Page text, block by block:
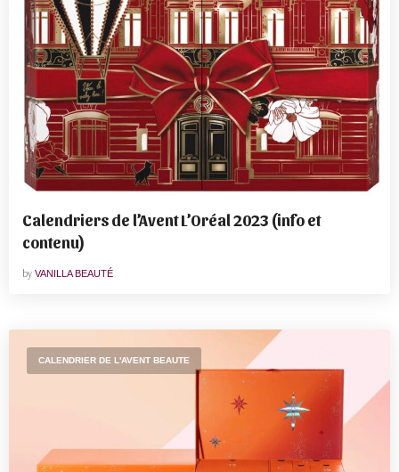
Calendriers de l’Avent L’Oréal 2023 (info et
contenu)
by VANILLA BEAUTÉ
CALENDRIER DE L'AVENT BEAUTE